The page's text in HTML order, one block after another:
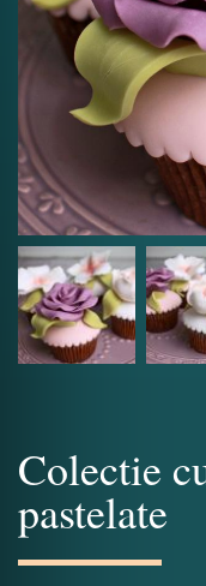
Colectie
pastelate